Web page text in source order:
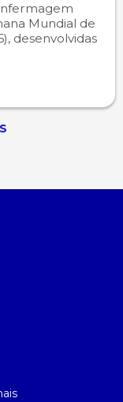
Mundial de
desenvolvidas